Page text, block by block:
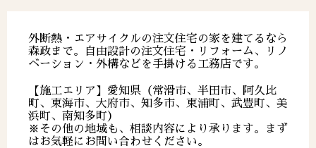
外断熱・エアサイクルの注文住宅の家を建てるなら
森政まで。自由設計の注文住宅・リフォーム、リノ
ベーション・外構などを手掛ける工務店です。
【施工エリア】愛知県（常滑市、半田市、阿久比
町、東海市、大府市、知多市、東浦町、武豊町、美
浜町、南知多町）
※その他の地域も、相談内容により承ります。まず
はお気軽にお問い合わせください。